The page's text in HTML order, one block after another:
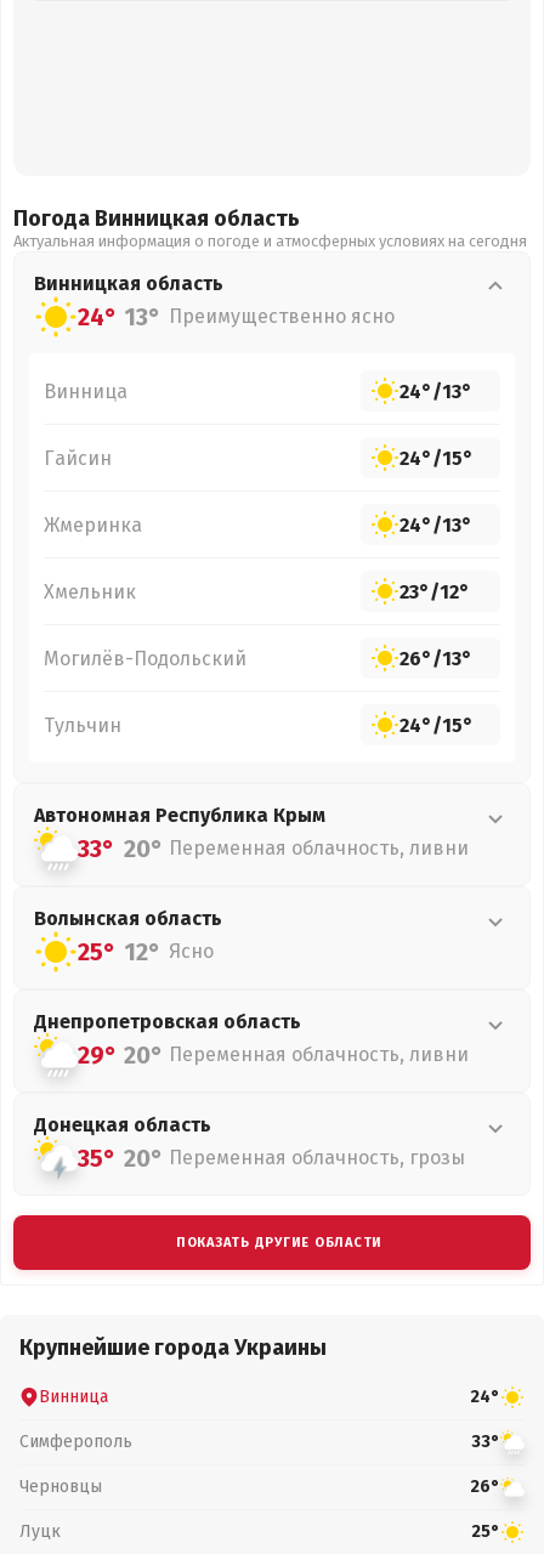
Погода Винницкая область
Актуальная информация о погоде и атмосферных условиях на сегодня
Винницкая область
24° 13° Преимущественно ясно
Винница 24°/13°
Гайсин 24°/15°
Жмеринка 24°/13°
Хмельник 23°/12°
Могилёв-Подольский 26°/13°
Тульчин 24°/15°
Автономная Республика Крым
33° 20° Переменная облачность, ливни
Волынская область
25° 12° Ясно
Днепропетровская область
29° 20° Переменная облачность, ливни
Донецкая область
35° 20° Переменная облачность, грозы
ПОКАЗАТЬ ДРУГИЕ ОБЛАСТИ
Крупнейшие города Украины
Винница 24°
Симферополь 33°
Черновцы 26°
Луцк 25°